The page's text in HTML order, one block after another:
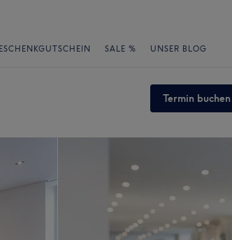
SALE % UNSER BLOG
Termin buchen